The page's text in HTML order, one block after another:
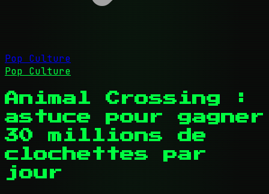
Pop Culture
Pop Culture
Animal Crossing :
astuce pour gagner
30 millions de
clochettes par
jour